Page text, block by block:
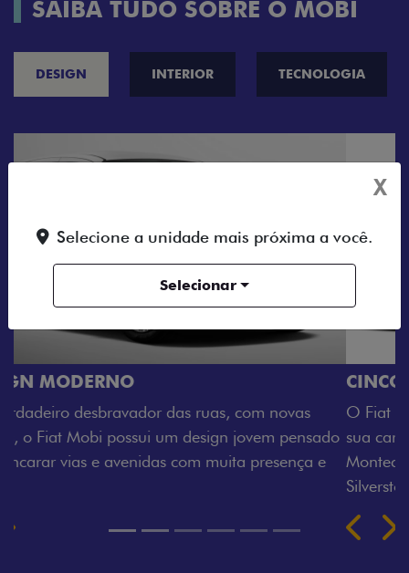
SAIBA TUDO SOBRE O MOBI
DESIGN INTERIOR TECNOLOGIA
CINCO OPÇÕES DE CORES
O Fiat Mobi tem sempre uma opção de cor que é a
sua cara. Escolha entre o Preto Vulcano, Vermelho
Montecarlo, Branco Banchisa, Prata Bari e Cinza
Rodas de liga leve
X
Selecione a unidade mais próxima a você.
Selecionar